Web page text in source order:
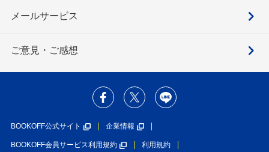
メールサービス
ご意見・ご感想
BOOKOFF公式サイト 企業情報
BOOKOFF会員サービス利用規約 利用規約